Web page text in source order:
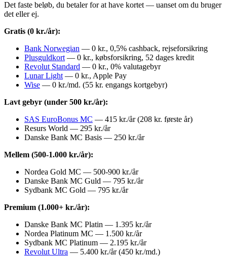
Det faste beløb, du betaler for at have kortet — uanset om du bruger
det eller ej.
Gratis (0 kr./år):
Bank Norwegian — 0 kr., 0,5% cashback, rejseforsikring
Plusguldkort— 0 kr., købsforsikring, 52 dages kredit
Revolut Standard — 0 kr., 0% valutagebyr
Lunar Light— 0 kr., Apple Pay
Wise — 0 kr./md. (55 kr. engangs kortgebyr)
Lavt gebyr (under 500 kr./år):
SAS EuroBonus MC — 415 kr./år (208 kr. første år)
Resurs World — 295 kr./år
Danske Bank MC Basis — 250 kr./år
Mellem (500-1.000 kr./år):
Nordea Gold MC — 500-900 kr./år
Danske Bank MC Guld — 795 kr./år
Sydbank MC Gold — 795 kr./år
Premium (1.000+ kr./år):
Danske Bank MC Platin — 1.395 kr./år
Nordea Platinum MC — 1.500 kr./år
Sydbank MC Platinum — 2.195 kr./år
Revolut Ultra — 5.400 kr./år (450 kr./md.)